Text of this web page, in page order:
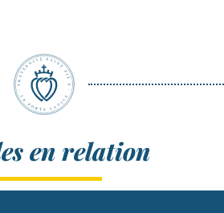
en relation